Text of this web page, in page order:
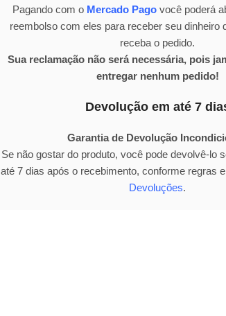
Pagando com o Mercado Pago você poderá
reembolso com eles para receber seu dinheiro
receba o pedido.
Sua reclamação não será necessária, pois
entregar nenhum pedido!
Devolução em até 7
Garantia de Devolução
Se não gostar do produto, você pode devolvê-lo
até 7 dias após o recebimento, conforme regras
Devoluções.